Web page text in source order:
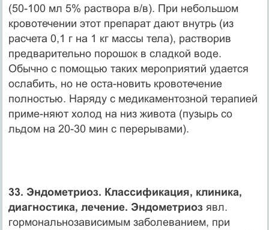
(50-100 мл 5% раствора в/в). При небольшом
кровотечении этот препарат дают внутрь (из
расчета 0,1 г на 1 кг массы тела), растворив
предварительно порошок в сладкой воде.
Обычно с помощью таких мероприятий удается
ослабить, но не оста-новить кровотечение
полностью. Наряду с медикаментозной терапией
приме-няют холод на низ живота (пузырь со
льдом на 20-30 мин с перерывами).
33. Эндометриоз. Классификация, клиника,
диагностика, лечение. Эндометриозявл.
гормональнозависимым заболеванием, при